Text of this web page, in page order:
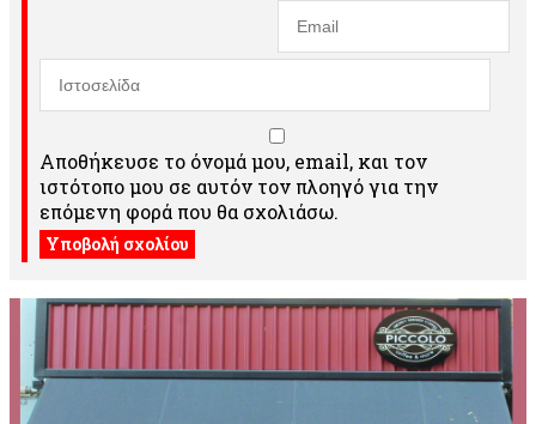
Αποθήκευσε το όνομά μου, email, και τον
ιστότοπο μου σε αυτόν τον πλοηγό για την
επόμενη φορά που θα σχολιάσω.